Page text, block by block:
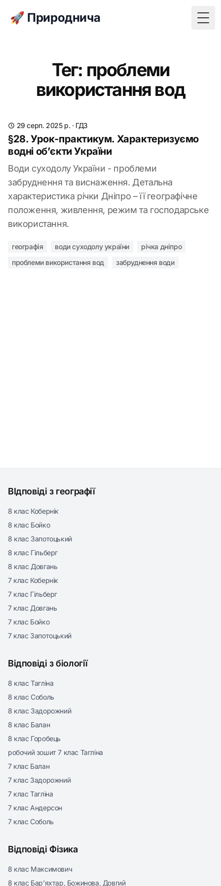
🚀 Природнича
Тег: проблеми
використання вод
29 серп. 2025 р. · ГДЗ
§28. Урок-практикум. Характеризуємо
водні об’єкти України
Води суходолу України - проблеми
забруднення та виснаження. Детальна
характеристика річки Дніпро – її географічне
положення, живлення, режим та господарське
використання.
географія води суходолу україни
річка дніпро
проблеми використання вод
забруднення води
ВІдповіді з географії
8 клас Кобернік
8 клас Бойко
8 клас Запотоцький
8 клас Гільберг
8 клас Довгань
7 клас Кобернік
7 клас Гільберг
7 клас Довгань
7 клас Бойко
7 клас Запотоцький
Відповіді з біології
8 клас Тагліна
8 клас Соболь
8 клас Задорожний
8 клас Балан
8 клас Горобець
робочий зошит 7 клас Тагліна
7 клас Балан
7 клас Задорожний
7 клас Тагліна
7 клас Андерсон
7 клас Соболь
Відповіді Фізика
8 клас Максимович
8 клас Бар’яхтар, Божинова, Довгий